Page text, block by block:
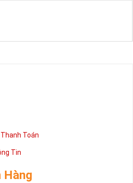
Toán
Tin
Hàng